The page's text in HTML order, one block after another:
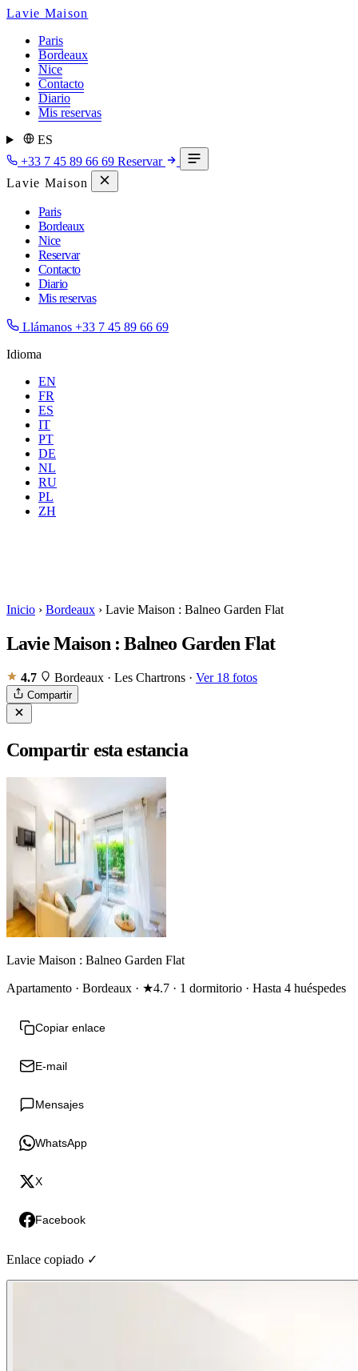
Lavie Maison
Paris
Bordeaux
Nice
Contacto
Diario
Mis reservas
ES
+33 7 45 89 66 69 Reservar
Lavie Maison
Paris
Bordeaux
Nice
Reservar
Contacto
Diario
Mis reservas
Llámanos +33 7 45 89 66 69
Idioma
EN
FR
ES
IT
PT
DE
NL
RU
PL
ZH
Dónde Todas
Inicio › Bordeaux › Lavie Maison : Balneo Garden Flat
Lavie Maison : Balneo Garden Flat
4.7 Bordeaux · Les Chartrons · Ver 18 fotos
Compartir
Compartir esta estancia
Lavie Maison : Balneo Garden Flat
Apartamento · Bordeaux · ★4.7 · 1 dormitorio · Hasta 4 huéspedes
Copiar enlace
E-mail
Mensajes
WhatsApp
X
Facebook
Enlace copiado ✓